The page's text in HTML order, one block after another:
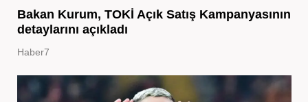
Bakan Kurum, TOKİ Açık Satış Kampanyasının
detaylarını açıkladı
Haber7